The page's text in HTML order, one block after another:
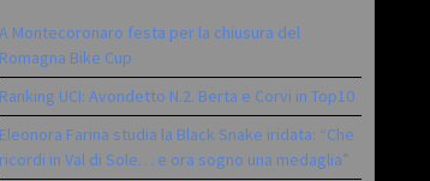
A Montecoronaro festa per la chiusura del
Romagna Bike Cup
Ranking UCI: Avondetto N.2. Berta e Corvi in Top10
Eleonora Farina studia la Black Snake iridata: “Che
ricordi in Val di Sole… e ora sogno una medaglia”